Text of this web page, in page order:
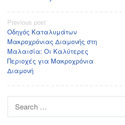
Post
navigation
Previous post
Οδηγός Καταλυμάτων
Μακροχρόνιας Διαμονής στη
Μαλαισία: Οι Καλύτερες
Περιοχές για Μακροχρόνια
Διαμονή